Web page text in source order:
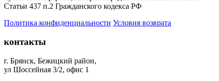
Статьи 437 п.2 Гражданского кодекса РФ
Политика конфиденциальности Условия возврата
контакты
г. Брянск, Бежицкий район,
ул Шоссейная 3/2, офис 1